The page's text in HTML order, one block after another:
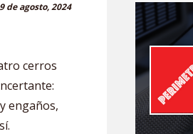
de agosto, 2024
cerros
engaños,